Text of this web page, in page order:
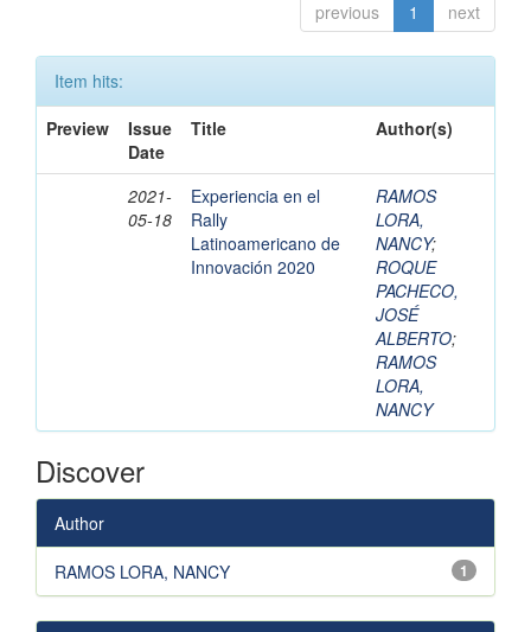
previous 1 next
Item hits:
Preview
Issue
Date
Title Author(s)
2021-
05-18
Experiencia en el
Rally
Latinoamericano de
Innovación 2020
RAMOS
LORA,
NANCY;
ROQUE
PACHECO,
JOSÉ
ALBERTO;
RAMOS
LORA,
NANCY
Discover
Author
1
RAMOS LORA, NANCY